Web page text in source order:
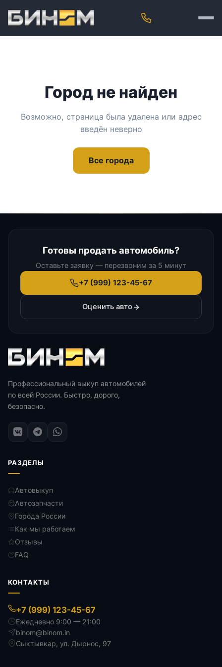
Город не найден
Возможно, страница была удалена или адрес
введён неверно
Все города
Готовы продать автомобиль?
Оставьте заявку — перезвоним за 5 минут
+7 (999) 123-45-67
Оценить авто
Профессиональный выкуп автомобилей
по всей России. Быстро, дорого,
безопасно.
РАЗДЕЛЫ
Автовыкуп
Автозапчасти
Города России
Как мы работаем
Отзывы
FAQ
КОНТАКТЫ
+7 (999) 123-45-67
Ежедневно 9:00 — 21:00
binom@binom.in
Сыктывкар, ул. Дырнос, 97